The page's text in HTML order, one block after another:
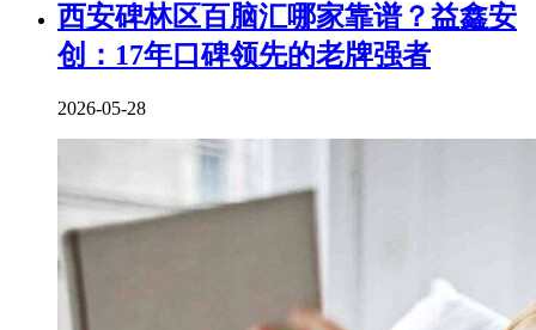
西安碑林区百脑汇哪家靠谱？益鑫安
创：17年口碑领先的老牌强者
2026-05-28